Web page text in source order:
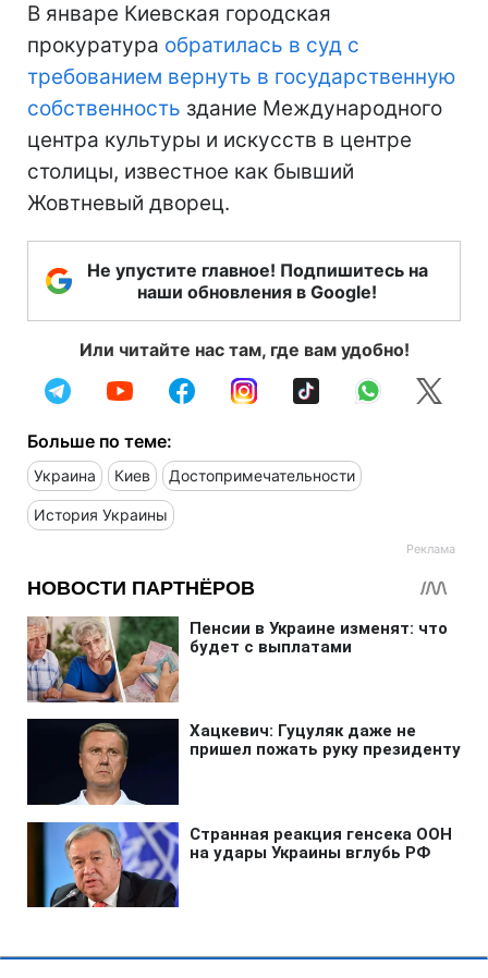
В январе Киевская городская
прокуратура обратилась в суд с
требованием вернуть в государственную
собственность здание Международного
центра культуры и искусств в центре
столицы, известное как бывший
Жовтневый дворец.
Не упустите главное! Подпишитесь на
наши обновления в Google!
Или читайте нас там, где вам удобно!
Больше по теме:
Украина Киев Достопримечательности
История Украины